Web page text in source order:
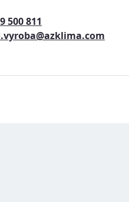
500 811